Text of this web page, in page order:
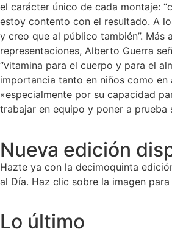
el carácter único de cada montaje:
estoy contento con el resultado. A
y creo que al público también”. Más
representaciones, Alberto Guerra
“vitamina para el cuerpo y para el
importancia tanto en niños como en
«especialmente por su capacidad
trabajar en equipo y poner a prueba
Nueva edición
Hazte ya con la decimoquinta
al Día. Haz clic sobre la imagen
Lo último